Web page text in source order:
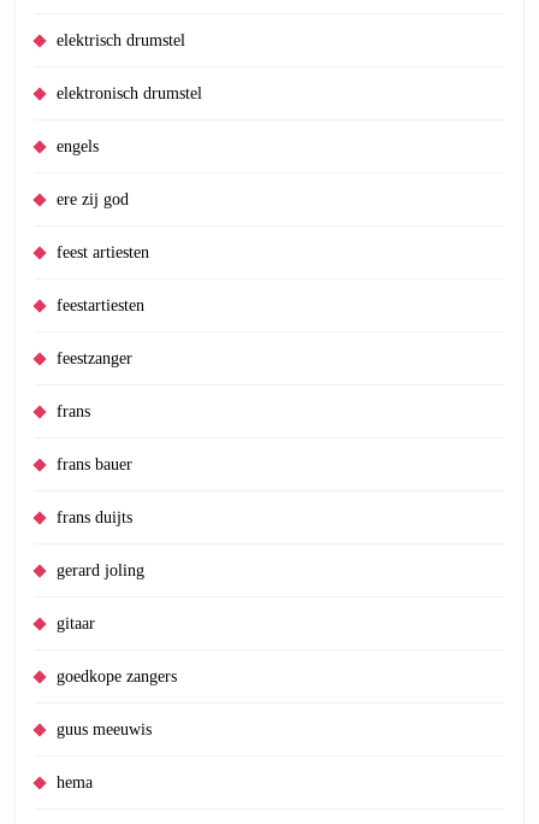
elektrisch drumstel
elektronisch drumstel
engels
ere zij god
feest artiesten
feestartiesten
feestzanger
frans
frans bauer
frans duijts
gerard joling
gitaar
goedkope zangers
guus meeuwis
hema